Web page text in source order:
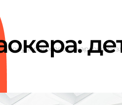
популярных песен караоке